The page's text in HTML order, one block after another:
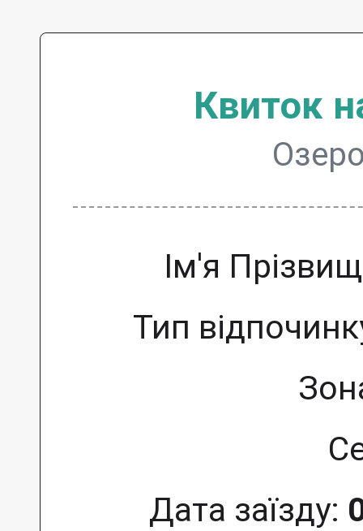
Квиток
Ім'я
Тип
Дата заїзду: